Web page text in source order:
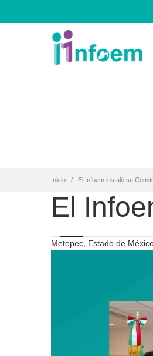
Inicio El Infoem instaló su
El
Metepec, Estado de